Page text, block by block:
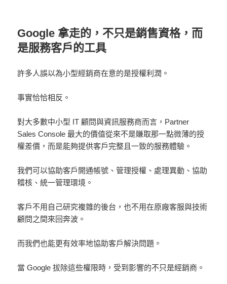
Google 拿走的，不只是銷售資格，而
是服務客戶的工具
許多人誤以為小型經銷商在意的是授權利潤。
事實恰恰相反。
對大多數中小型 IT 顧問與資訊服務商而言，Partner
Sales Console 最大的價值從來不是賺取那一點微薄的授
權差價，而是能夠提供客戶完整且一致的服務體驗。
我們可以協助客戶開通帳號、管理授權、處理異動、協助
稽核、統一管理環境。
客戶不用自己研究複雜的後台，也不用在原廠客服與技術
顧問之間來回奔波。
而我們也能更有效率地協助客戶解決問題。
當 Google 拔除這些權限時，受到影響的不只是經銷商。